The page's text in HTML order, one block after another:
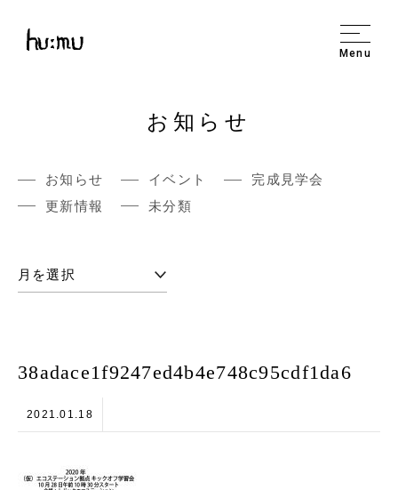
Menu
お知らせ
お知らせ イベント
完成見学会
更新情報
未分類
38adace1f9247ed4b4e748c95cdf1da6
2021.01.18